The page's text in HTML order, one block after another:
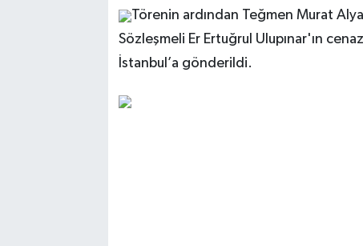
Törenin ardından Teğmen Murat
Sözleşmeli Er Ertuğrul Ulupınar'ın
İstanbul’a gönderildi.